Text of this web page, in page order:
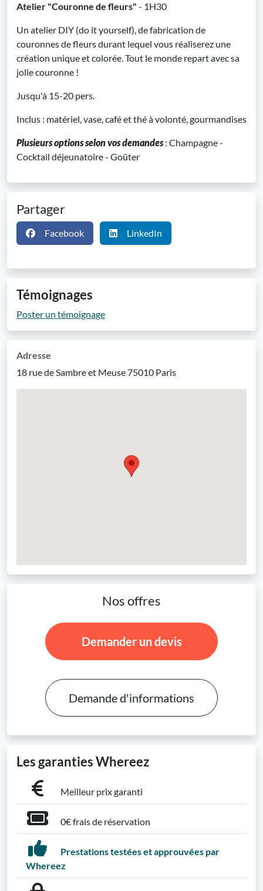
Atelier "Couronne de fleurs" - 1H30
Un atelier DIY (do it yourself), de fabrication de
couronnes de fleurs durant lequel vous réaliserez une
création unique et colorée. Tout le monde repart avec sa
jolie couronne !
Jusqu'à 15-20 pers.
Inclus : matériel, vase, café et thé à volonté, gourmandises
Plusieurs options selon vos demandes: Champagne -
Cocktail déjeunatoire - Goûter
Partager
Facebook LinkedIn
Témoignages
Poster un témoignage
Adresse
18 rue de Sambre et Meuse 75010 Paris
Nos offres
Demander un devis
Demande d'informations
Les garanties Whereez
Meilleur prix garanti
0€ frais de réservation
Prestations testées et approuvées par
Whereez